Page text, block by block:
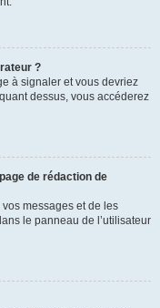
?
à signaler et vous devriez
dessus, vous accéderez
de rédaction de
messages et de les
le panneau de l’utilisateur